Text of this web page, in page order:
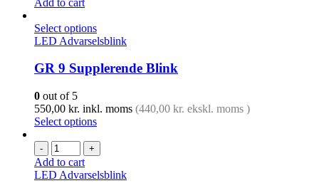
Select options
LED Advarselsblink
GR 9 Supplerende Blink
0 out of 5
550,00 kr. inkl. moms (440,00 kr. ekskl. moms )
Select options
- +
Add to cart
LED Advarselsblink